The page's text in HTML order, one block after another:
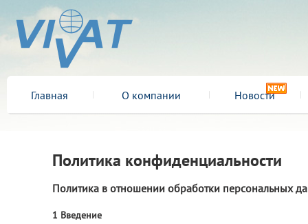
Главная О компании Новости
Политика конфиденциальности
Политика в отношении обработки персональных
1 Введение